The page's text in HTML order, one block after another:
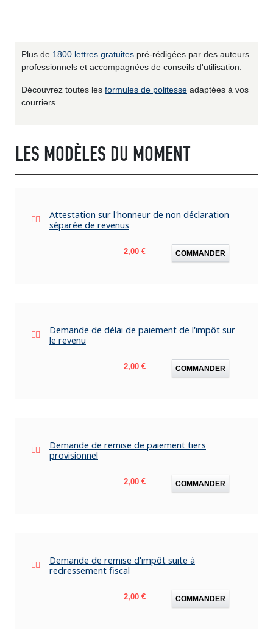
Plus de 1800 lettres gratuites pré-rédigées par des auteurs
professionnels et accompagnées de conseils d'utilisation.
Découvrez toutes les formules de politesse adaptées à vos
courriers.
LES MODÈLES DU MOMENT
Attestation sur l'honneur de non déclaration
séparée de revenus
Prix
2,00 € COMMANDER
Demande de délai de paiement de l'impôt sur
le revenu
Prix
2,00 € COMMANDER
Demande de remise de paiement tiers
provisionnel
Prix
2,00 € COMMANDER
Demande de remise d'impôt suite à
redressement fiscal
Prix
2,00 € COMMANDER